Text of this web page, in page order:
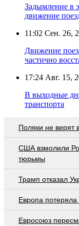
Задымление в
движение
11:02 Сен. 26,
Движение
частично
17:24 Авг. 15,
В выходные
транспорта
Поляки не верят
США взмолили
тюрьмы
Трамп отказал
Европа
Евросоюз